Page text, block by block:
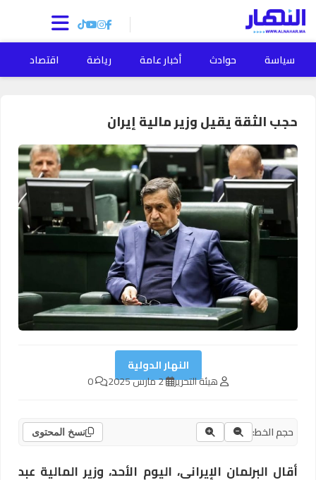
سياسة حوادث أخبار عامة رياضة اقتصاد
حجب الثقة يقيل وزير مالية إيران
النهار الدولية
هيئة التحرير 2 مارس 2025
حجم الخط: نسخ المحتوى
أقال البرلمان الإيراني، اليوم الأحد، وزير المالية عبد